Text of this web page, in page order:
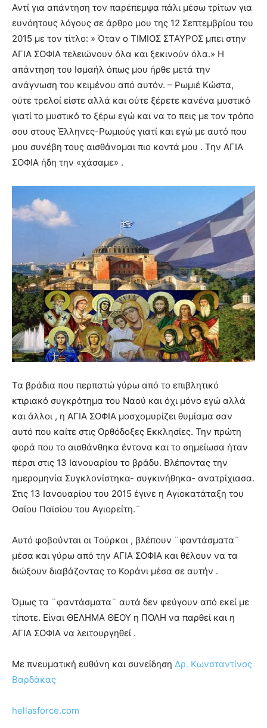
Αντί για απάντηση τον παρέπεμψα πάλι μέσω τρίτων για
ευνόητους λόγους σε άρθρο μου της 12 Σεπτεμβρίου του
2015 με τον τίτλο: » Όταν ο ΤΙΜΙΟΣ ΣΤΑΥΡΟΣ μπει στην
ΑΓΙΑ ΣΟΦΙΑ τελειώνουν όλα και ξεκινούν όλα.» Η
απάντηση του Ισμαήλ όπως μου ήρθε μετά την
ανάγνωση του κειμένου από αυτόν. – Ρωμιέ Κώστα,
ούτε τρελοί είστε αλλά και ούτε ξέρετε κανένα μυστικό
γιατί το μυστικό το ξέρω εγώ και να το πεις με τον τρόπο
σου στους Έλληνες-Ρωμιούς γιατί και εγώ με αυτό που
μου συνέβη τους αισθάνομαι πιο κοντά μου . Την ΑΓΙΑ
ΣΟΦΙΑ ήδη την «χάσαμε» .
Τα βράδια που περπατώ γύρω από το επιβλητικό
κτιριακό συγκρότημα του Ναού και όχι μόνο εγώ αλλά
και άλλοι , η ΑΓΙΑ ΣΟΦΙΑ μοσχομυρίζει θυμίαμα σαν
αυτό που καίτε στις Ορθόδοξες Εκκλησίες. Την πρώτη
φορά που το αισθάνθηκα έντονα και το σημείωσα ήταν
πέρσι στις 13 Ιανουαρίου το βράδυ. Βλέποντας την
ημερομηνία Συγκλονίστηκα- συγκινήθηκα- ανατρίχιασα.
Στις 13 Ιανουαρίου του 2015 έγινε η Αγιοκατάταξη του
Οσίου Παϊσίου του Αγιορείτη.¨
Αυτό φοβούνται οι Τούρκοι , βλέπουν ¨φαντάσματα¨
μέσα και γύρω από την ΑΓΙΑ ΣΟΦΙΑ και θέλουν να τα
διώξουν διαβάζοντας το Κοράνι μέσα σε αυτήν .
Όμως τα ¨φαντάσματα¨ αυτά δεν φεύγουν από εκεί με
τίποτε. Είναι ΘΕΛΗΜΑ ΘΕΟΥ η ΠΟΛΗ να παρθεί και η
ΑΓΙΑ ΣΟΦΙΑ να λειτουργηθεί .
Με πνευματική ευθύνη και συνείδηση Δρ. Κωνσταντίνος
Βαρδάκας
hellasforce.com